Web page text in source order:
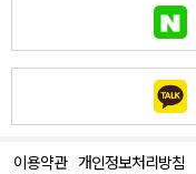
이용약관 개인정보처리방침